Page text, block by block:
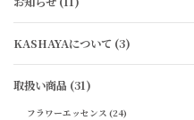
KASHAYAについて (3)
取扱い商品 (31)
フラワーエッセンス (24)